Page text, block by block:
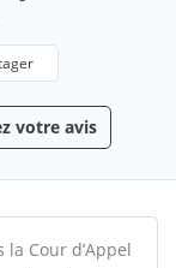
votre avis
Cour d’Appel